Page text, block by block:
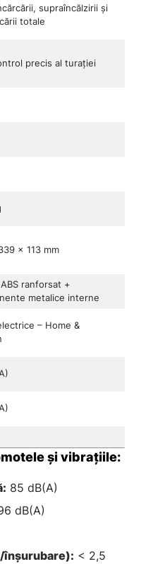
supraîncălzirii și
totale
precis al turației
x 113 mm
ranforsat +
metalice interne
– Home &
și vibrațiile:
85 dB(A)
dB(A)
< 2,5